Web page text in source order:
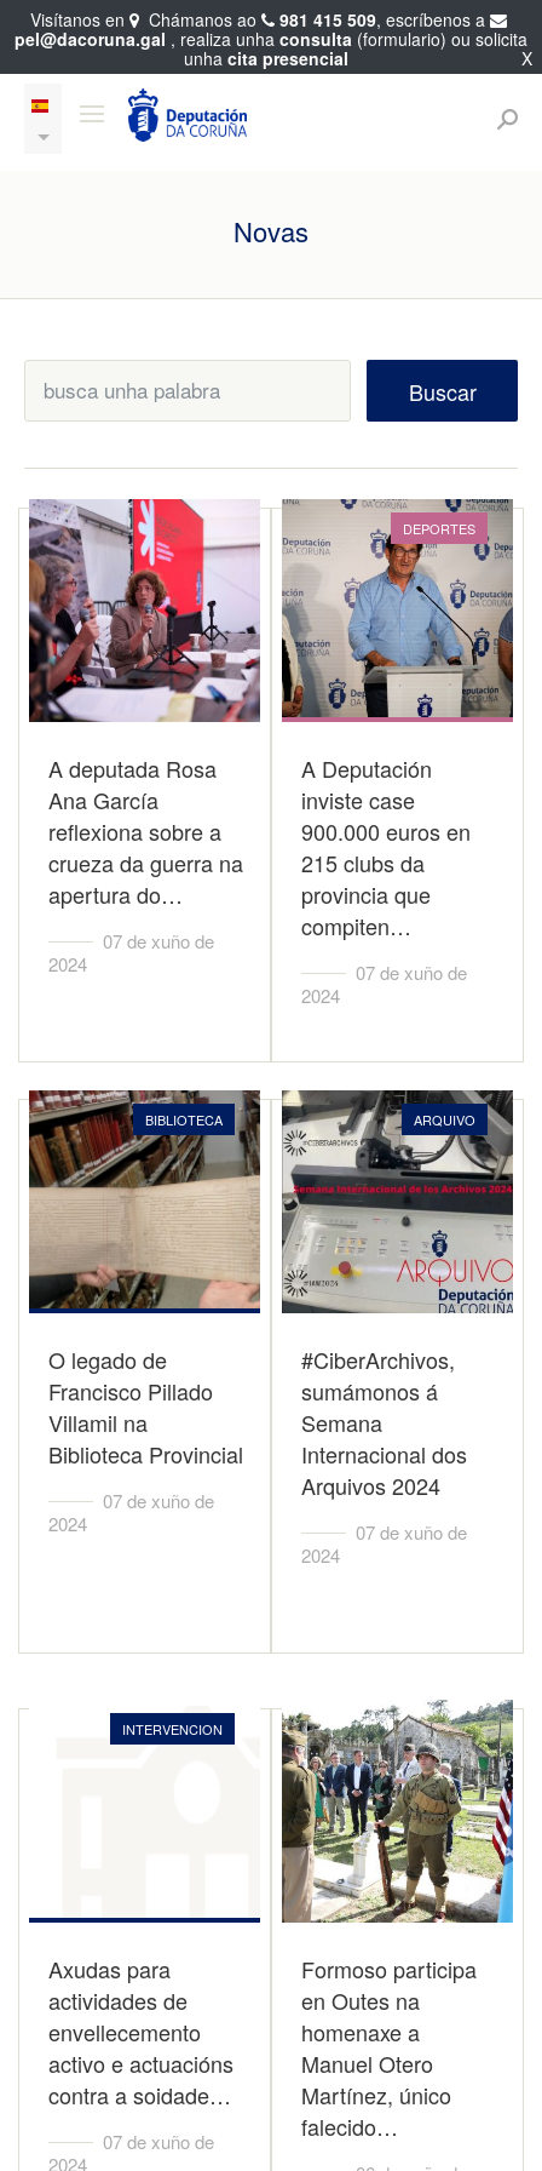
Novas
Buscar
A deputada Rosa
Ana García
reflexiona sobre a
crueza da guerra na
apertura do…
07 de xuño de
2024
DEPORTES
A Deputación
inviste case
900.000 euros en
215 clubs da
provincia que
compiten…
07 de xuño de
2024
BIBLIOTECA
O legado de
Francisco Pillado
Villamil na
Biblioteca Provincial
07 de xuño de
2024
ARQUIVO
#CiberArchivos,
sumámonos á
Semana
Internacional dos
Arquivos 2024
07 de xuño de
2024
INTERVENCION
Axudas para
actividades de
envellecemento
activo e actuacións
contra a soidade…
07 de xuño de
2024
Formoso participa
en Outes na
homenaxe a
Manuel Otero
Martínez, único
falecido…
Visítanos en Chámanos ao 981 415 509, escríbenos a
pel@dacoruna.gal , realiza unha consulta (formulario) ou solicita
unha cita presencial X